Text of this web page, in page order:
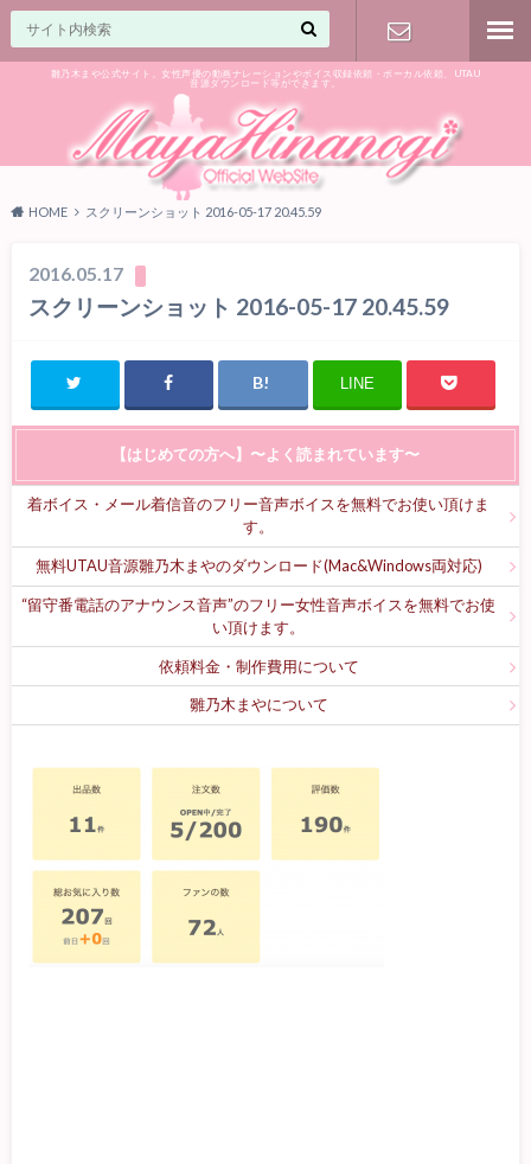
雛乃木まや公式サイト。女性声優の動画ナレーションやボイス収録依頼・ボーカル依頼、UTAU
音源ダウンロード等ができます。
気軽に♪
HOME スクリーンショット 2016-05-17 20.45.59
2016.05.17
スクリーンショット 2016-05-17 20.45.59
LINE
【はじめての方へ】〜よく読まれています〜
着ボイス・メール着信音のフリー音声ボイスを無料でお使い頂けま
す。
無料UTAU音源雛乃木まやのダウンロード(Mac&Windows両対応)
“留守番電話のアナウンス音声”のフリー女性音声ボイスを無料でお使
い頂けます。
依頼料金・制作費用について
雛乃木まやについて